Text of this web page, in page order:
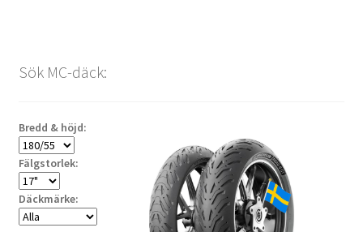
Sök MC-däck:
Bredd & höjd:
Fälgstorlek:
Däckmärke: